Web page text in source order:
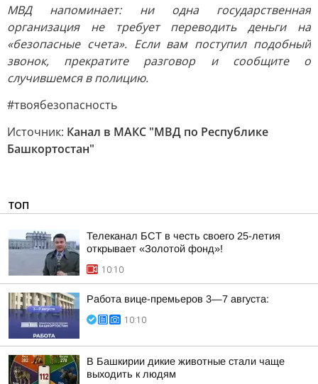
МВД напоминает: ни одна государственная
организация не требует переводить деньги на
«безопасные счета». Если вам поступил подобный
звонок, прекратите разговор и сообщите о
случившемся в полицию.
#твоябезопасность
Источник: Канал в МАКС "МВД по Республике
Башкортостан"
ТОП
Телеканал БСТ в честь своего 25-летия
открывает «Золотой фонд»!
10:10
Работа вице-премьеров 3—7 августа:
10:10
В Башкирии дикие животные стали чаще
выходить к людям